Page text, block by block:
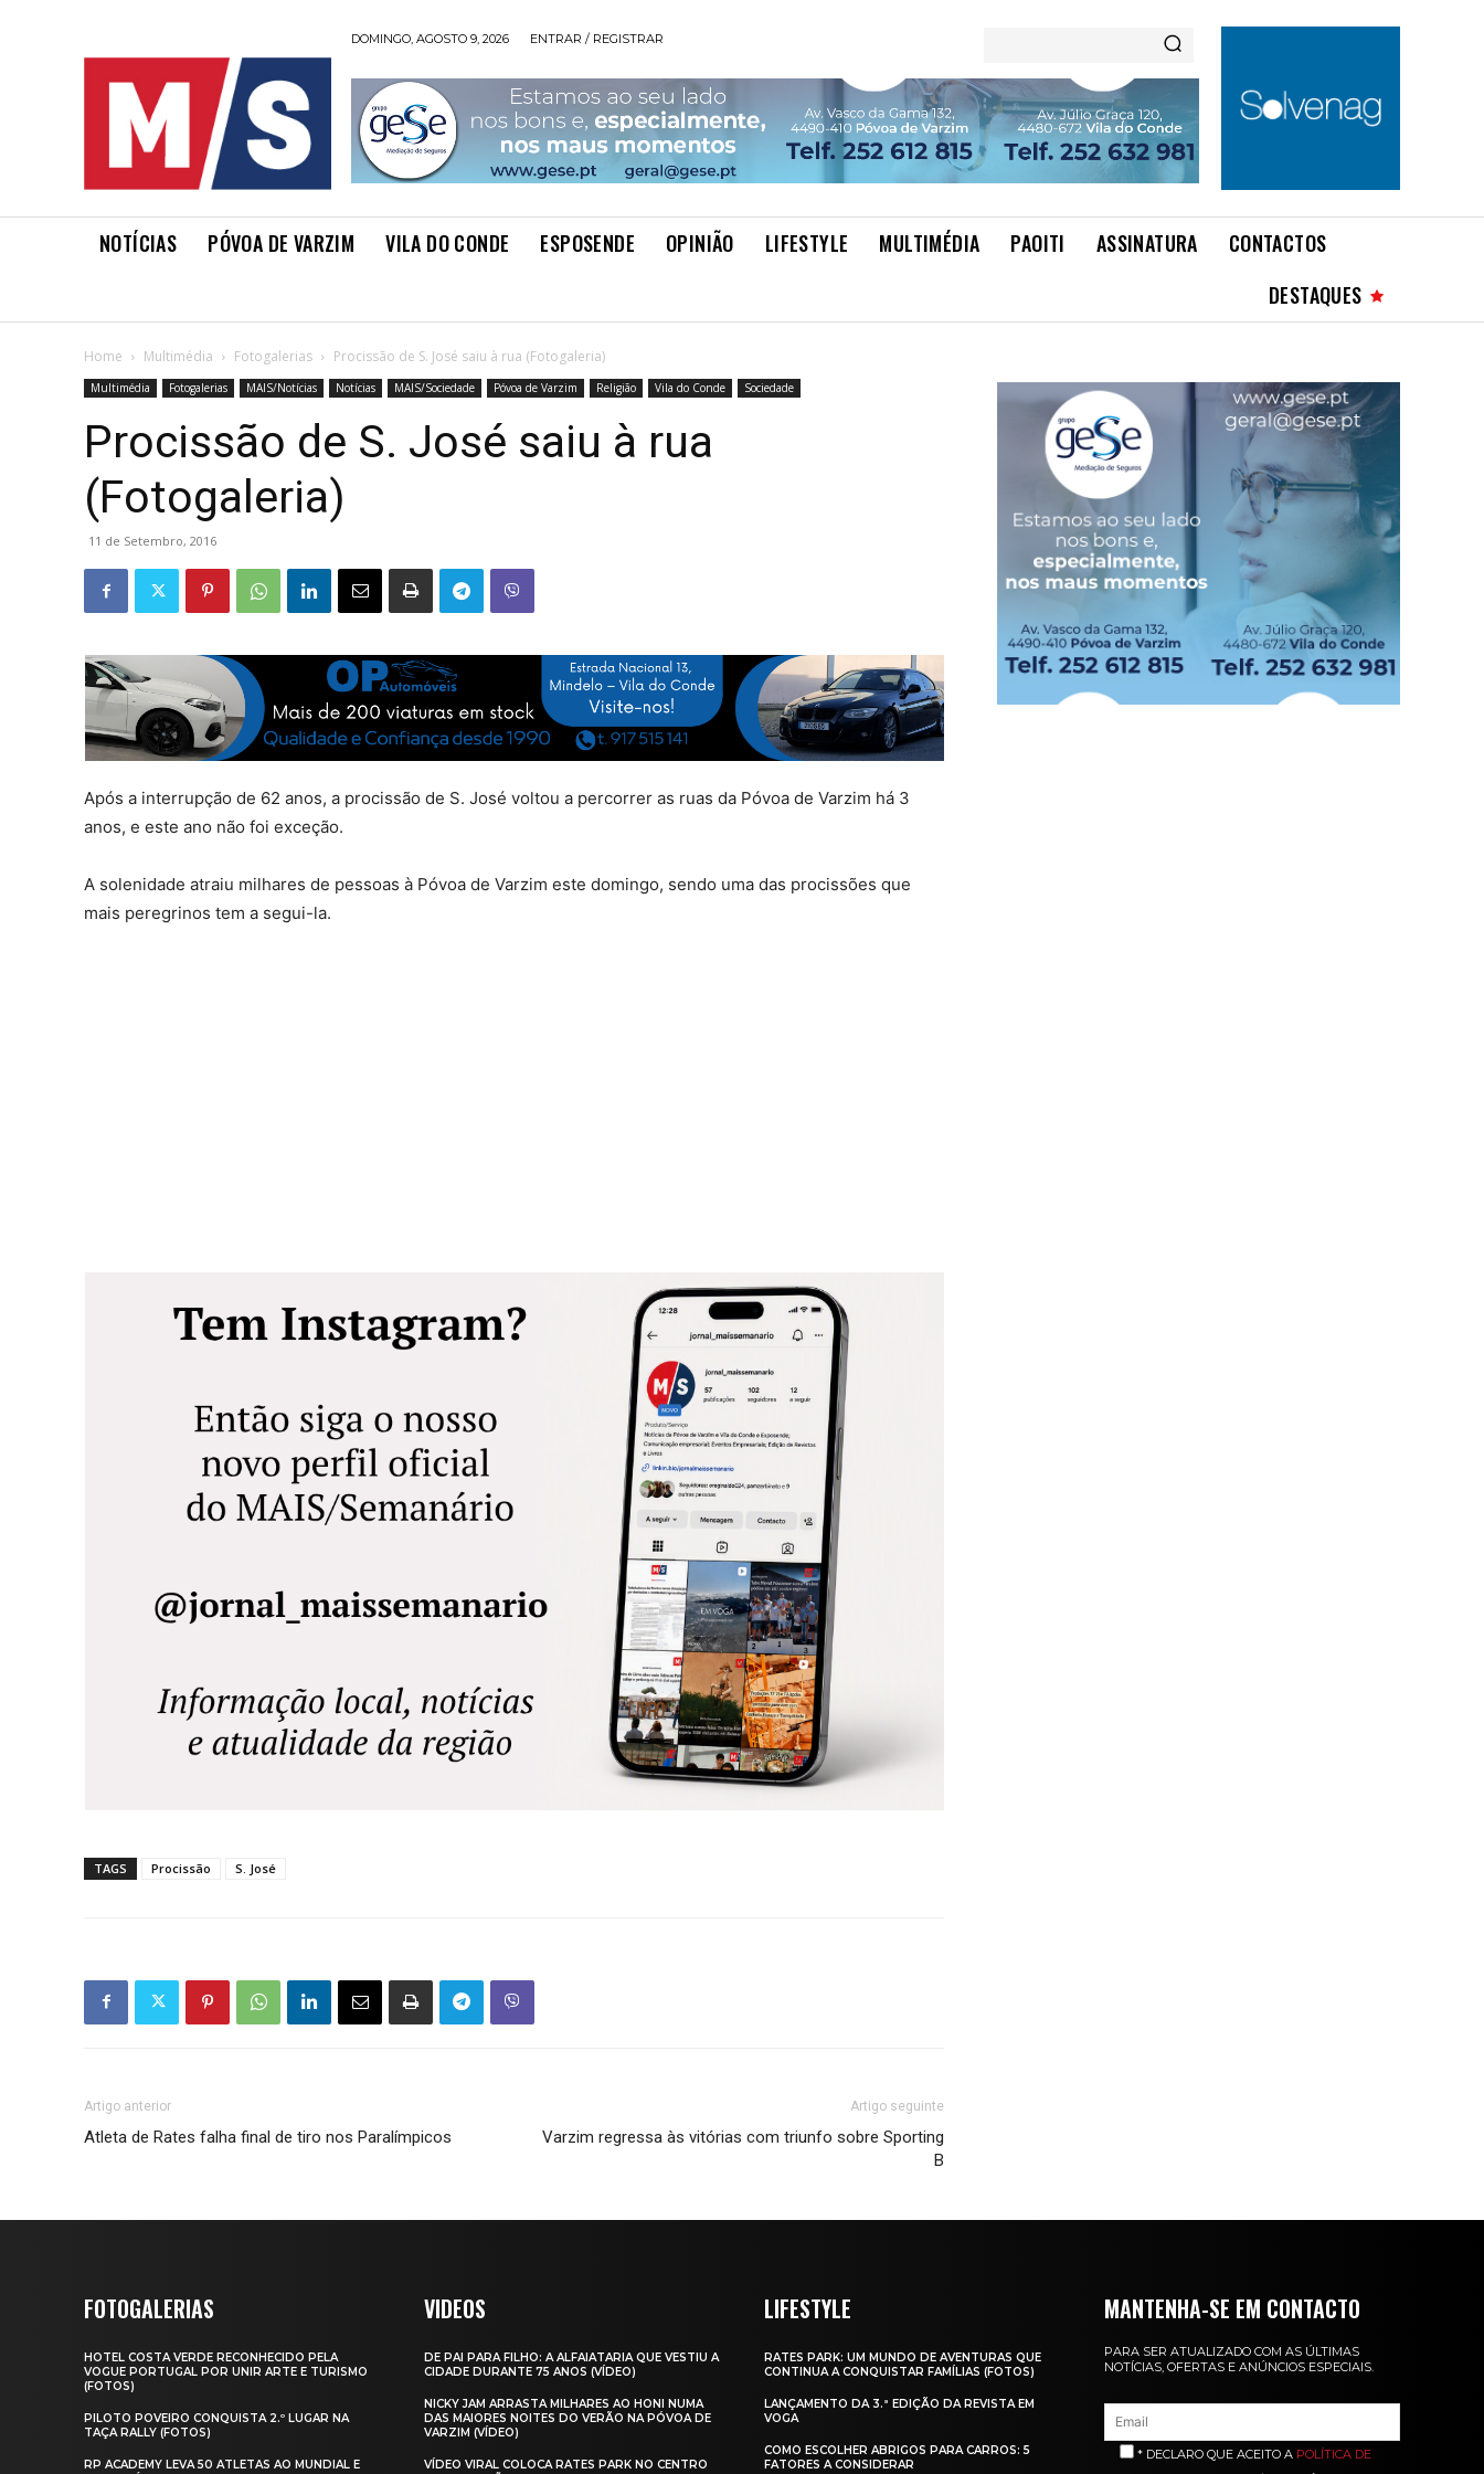
DOMINGO, AGOSTO 9, 2026 ENTRAR / REGISTRAR
NOTÍCIAS PÓVOA DE VARZIM VILA DO CONDE ESPOSENDE OPINIÃO LIFESTYLE MULTIMÉDIA PAOITI ASSINATURA
CONTACTOS
DESTAQUES
Home Multimédia Fotogalerias Procissão de S. José saiu à rua (Fotogaleria)
Multimédia Fotogalerias MAIS/Notícias Notícias MAIS/Sociedade Póvoa de Varzim Religião Vila do Conde Sociedade
Procissão de S. José saiu à rua
(Fotogaleria)
11 de Setembro, 2016
Após a interrupção de 62 anos, a procissão de S. José voltou a percorrer as ruas da Póvoa de Varzim há 3
anos, e este ano não foi exceção.
A solenidade atraiu milhares de pessoas à Póvoa de Varzim este domingo, sendo uma das procissões que
mais peregrinos tem a segui-la.
TAGS Procissão S. José
Artigo anterior
Atleta de Rates falha final de tiro nos Paralímpicos
Artigo seguinte
Varzim regressa às vitórias com triunfo sobre Sporting
B
FOTOGALERIAS
HOTEL COSTA VERDE RECONHECIDO PELA
VOGUE PORTUGAL POR UNIR ARTE E TURISMO
(FOTOS)
PILOTO POVEIRO CONQUISTA 2.º LUGAR NA
TAÇA RALLY (FOTOS)
RP ACADEMY LEVA 50 ATLETAS AO MUNDIAL E
VIDEOS
DE PAI PARA FILHO: A ALFAIATARIA QUE VESTIU A
CIDADE DURANTE 75 ANOS (VÍDEO)
NICKY JAM ARRASTA MILHARES AO HONI NUMA
DAS MAIORES NOITES DO VERÃO NA PÓVOA DE
VARZIM (VÍDEO)
VÍDEO VIRAL COLOCA RATES PARK NO CENTRO
LIFESTYLE
RATES PARK: UM MUNDO DE AVENTURAS QUE
CONTINUA A CONQUISTAR FAMÍLIAS (FOTOS)
LANÇAMENTO DA 3.ª EDIÇÃO DA REVISTA EM
VOGA
COMO ESCOLHER ABRIGOS PARA CARROS: 5
FATORES A CONSIDERAR
MANTENHA-SE EM CONTACTO
PARA SER ATUALIZADO COM AS ÚLTIMAS
NOTÍCIAS, OFERTAS E ANÚNCIOS ESPECIAIS.
* DECLARO QUE ACEITO A POLÍTICA DE